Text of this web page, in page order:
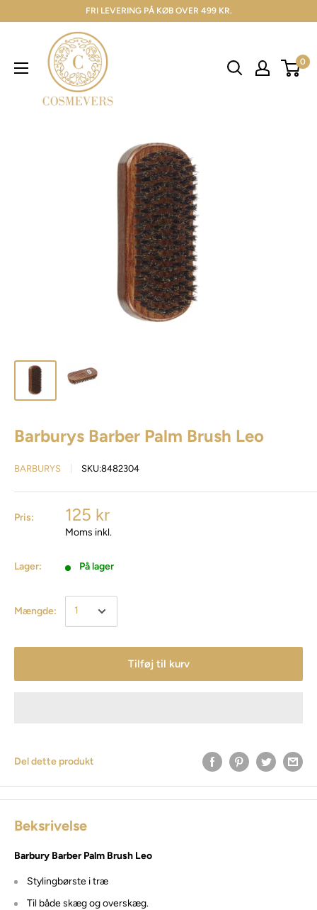
FRI LEVERING PÅ KØB OVER 499 KR.
0
Barburys Barber Palm Brush Leo
BARBURYS SKU:8482304
Pris: 125 kr
Moms inkl.
Lager: På lager
Mængde:
Tilføj til kurv
Del dette produkt
Beksrivelse
Barbury Barber Palm Brush Leo
Stylingbørste i træ
Til både skæg og overskæg.